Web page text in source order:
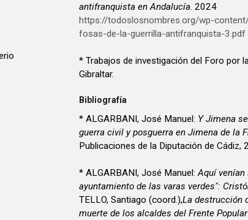
antifranquista en Andalucía. 2024
https://todoslosnombres.org/wp-
fosas-de-la-guerrilla-antifranquista-3.pdf
* Trabajos de investigación del Foro por
Gibraltar.
Bibliografía
* ALGARBANI, José Manuel: Y Jimena
guerra civil y posguerra en Jimena de la
Publicaciones de la Diputación de Cádiz,
* ALGARBANI, José Manuel: Aquí
ayuntamiento de las varas verdes":
TELLO, Santiago (coord.),La destrucción
muerte de los alcaldes del Frente